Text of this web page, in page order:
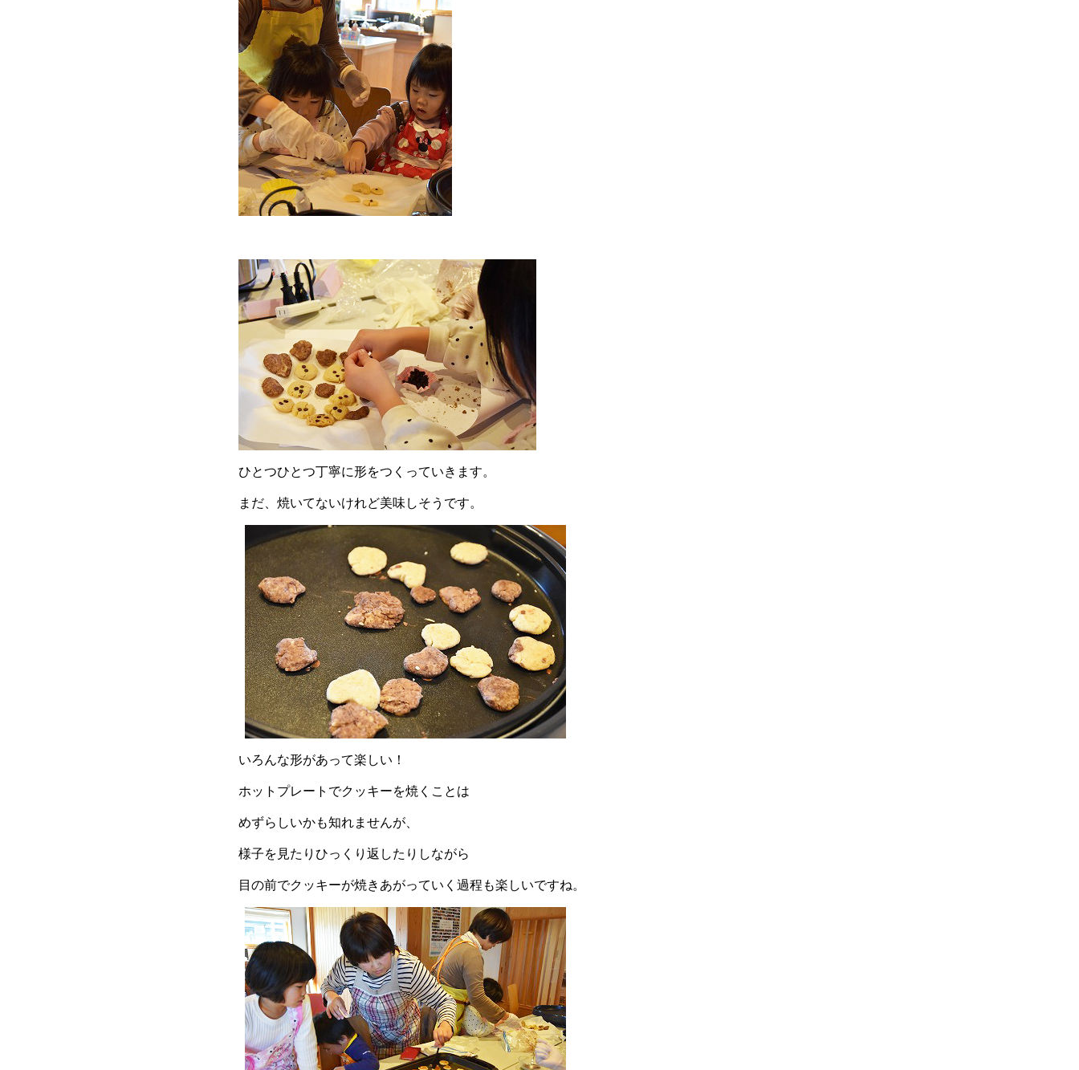
ひとつひとつ丁寧に形をつくっていきます。
まだ、焼いてないけれど美味しそうです。
いろんな形があって楽しい！
ホットプレートでクッキーを焼くことは
めずらしいかも知れませんが、
様子を見たりひっくり返したりしながら
目の前でクッキーが焼きあがっていく過程も楽しいですね。